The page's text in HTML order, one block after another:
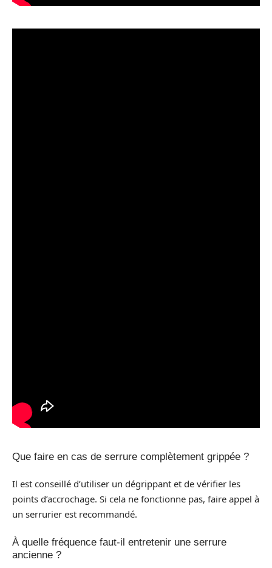
Que faire en cas de serrure complètement grippée ?
Il est conseillé d’utiliser un dégrippant et de vérifier les
points d’accrochage. Si cela ne fonctionne pas, faire appel à
un serrurier est recommandé.
À quelle fréquence faut-il entretenir une serrure
ancienne ?